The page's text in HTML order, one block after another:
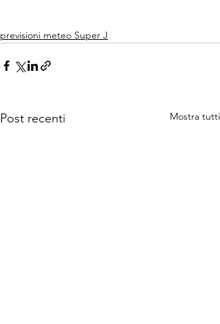
previsioni meteo Super J
Post recenti Mostra tutti